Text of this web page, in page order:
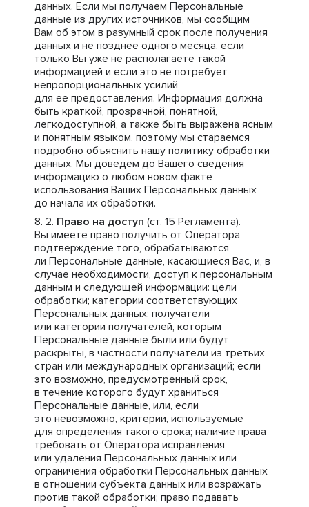
данных. Если мы получаем Персональные
данные из других источников, мы сообщим
Вам об этом в разумный срок после получения
данных и не позднее одного месяца, если
только Вы уже не располагаете такой
информацией и если это не потребует
непропорциональных усилий
для ее предоставления. Информация должна
быть краткой, прозрачной, понятной,
легкодоступной, а также быть выражена ясным
и понятным языком, поэтому мы стараемся
подробно объяснить нашу политику обработки
данных. Мы доведем до Вашего сведения
информацию о любом новом факте
использования Ваших Персональных данных
до начала их обработки.
Право на доступ (ст. 15 Регламента).
Вы имеете право получить от Оператора
подтверждение того, обрабатываются
ли Персональные данные, касающиеся Вас, и, в
случае необходимости, доступ к персональным
данным и следующей информации: цели
обработки; категории соответствующих
Персональных данных; получатели
или категории получателей, которым
Персональные данные были или будут
раскрыты, в частности получатели из третьих
стран или международных организаций; если
это возможно, предусмотренный срок,
в течение которого будут храниться
Персональные данные, или, если
это невозможно, критерии, используемые
для определения такого срока; наличие права
требовать от Оператора исправления
или удаления Персональных данных или
ограничения обработки Персональных данных
в отношении субъекта данных или возражать
против такой обработки; право подавать